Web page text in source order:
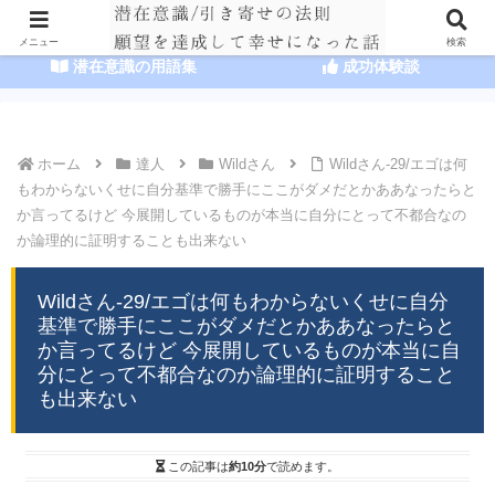
HOME 潜在意識の達人まとめ
潜在意識の用語集 成功体験談
ホーム 達人 Wildさん
Wildさん-29/エゴは何
もわからないくせに自分基準で勝手にここがダメだとかああなったらと
か言ってるけど 今展開しているものが本当に自分にとって不都合なの
か論理的に証明することも出来ない
Wildさん-29/エゴは何もわからないくせに自分
基準で勝手にここがダメだとかああなったらと
か言ってるけど 今展開しているものが本当に自
分にとって不都合なのか論理的に証明すること
も出来ない
この記事は約10分で読めます。
メニュー 検索